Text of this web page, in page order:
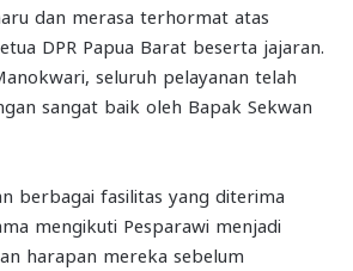
dan merasa terhormat atas
DPR Papua Barat beserta jajaran.
seluruh pelayanan telah
sangat baik oleh Bapak Sekwan
berbagai fasilitas yang diterima
mengikuti Pesparawi menjadi
harapan mereka sebelum